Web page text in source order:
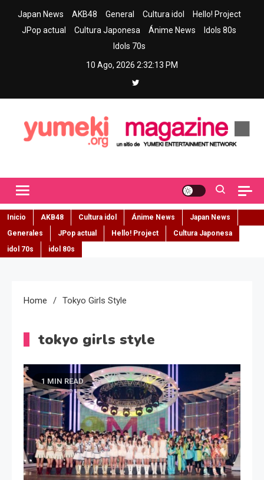
Japan News AKB48 General Cultura idol
Hello! Project
JPop actual
Cultura Japonesa Ánime News
Idols 80s
Idols 70s
10 Ago, 2026 2:32:14 PM
Inicio AKB48 Cultura idol Ánime News
Japan News
Generales
JPop actual Hello! Project
Cultura Japonesa
idol 70s
idol 80s
Home Tokyo Girls Style
tokyo girls style
1 MIN READ